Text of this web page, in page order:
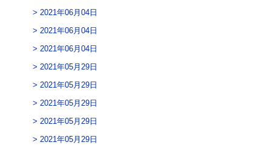
2021年06月04日
2021年06月04日
2021年06月04日
2021年05月29日
2021年05月29日
2021年05月29日
2021年05月29日
2021年05月29日